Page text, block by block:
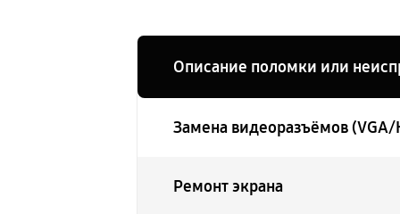
Описание поломки или
Замена видеоразъёмов
Ремонт экрана